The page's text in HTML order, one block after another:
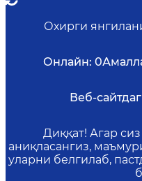
Охирги
Онлайн: 0
Веб-
Диққат! Агар
аниқласангиз,
уларни белгилаб,